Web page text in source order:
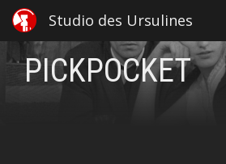
Studio des Ursulines
PICKPOCKET